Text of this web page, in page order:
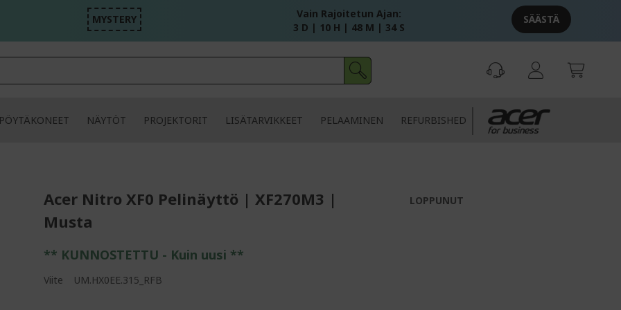
MYSTERY
Vain Rajoitetun Ajan:
3 D | 10 H | 48 M | 33 S
SÄÄSTÄ
PÖYTÄKONEET NÄYTÖT PROJEKTORIT LISÄTARVIKKEET PELAAMINEN REFURBISHED
Acer Nitro XF0 Pelinäyttö | XF270M3 |
Musta
** KUNNOSTETTU - Kuin uusi **
Viite UM.HX0EE.315_RFB
LOPPUNUT